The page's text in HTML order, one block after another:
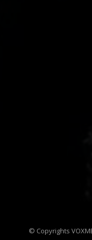
© Copyrights